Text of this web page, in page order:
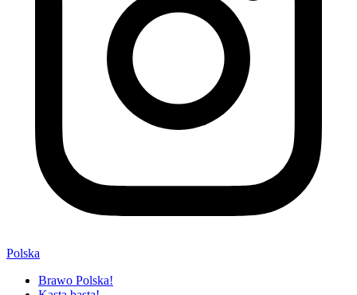
Polska
Brawo Polska!